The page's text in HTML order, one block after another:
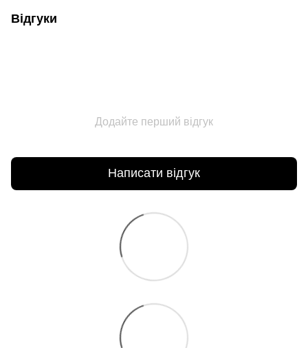
Відгуки
Додайте перший відгук
Написати відгук